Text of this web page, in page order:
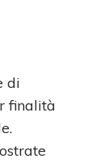
di
finalità